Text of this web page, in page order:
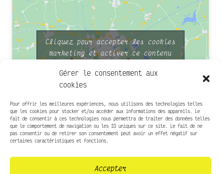
Gérer le consentement aux
cookies
Pour offrir les meilleures expériences, nous utilisons des technologies telles
que les cookies pour stocker et/ou accéder aux informations des appareils. Le
fait de consentir à ces technologies nous permettra de traiter des données telles
que le comportement de navigation ou les ID uniques sur ce site. Le fait de ne
pas consentir ou de retirer son consentement peut avoir un effet négatif sur
certaines caractéristiques et fonctions.
Accepter
Cliquez pour accepter les cookies
marketing et activer ce contenu
Infos pratiques